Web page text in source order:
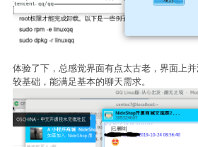
体验了下，总感觉界面有点太古老，界面上
较基础，能满足基本的聊天需求。